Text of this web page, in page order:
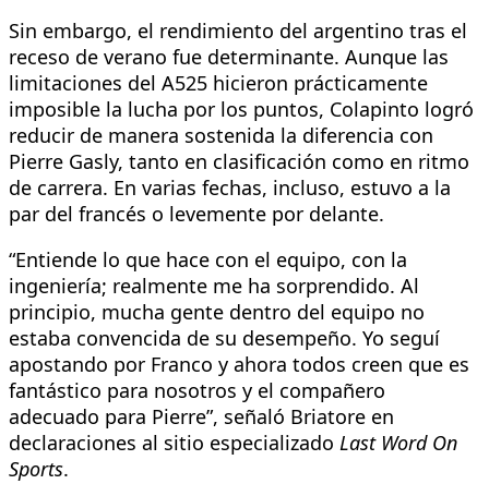
Sin embargo, el rendimiento del argentino tras el
receso de verano fue determinante. Aunque las
limitaciones del A525 hicieron prácticamente
imposible la lucha por los puntos, Colapinto logró
reducir de manera sostenida la diferencia con
Pierre Gasly, tanto en clasificación como en ritmo
de carrera. En varias fechas, incluso, estuvo a la
par del francés o levemente por delante.
“Entiende lo que hace con el equipo, con la
ingeniería; realmente me ha sorprendido. Al
principio, mucha gente dentro del equipo no
estaba convencida de su desempeño. Yo seguí
apostando por Franco y ahora todos creen que es
fantástico para nosotros y el compañero
adecuado para Pierre”, señaló Briatore en
declaraciones al sitio especializado Last Word On
Sports.